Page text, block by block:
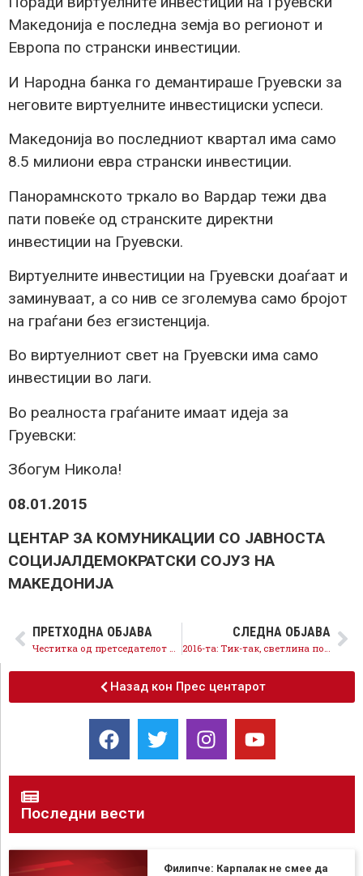
Македонија е последна земја во регионот и
Европа по странски инвестиции.
И Народна банка го демантираше Груевски за
неговите виртуелните инвестициски успеси.
Македонија во последниот квартал има само
8.5 милиони евра странски инвестиции.
Панорамнското тркало во Вардар тежи два
пати повеќе од странските директни
инвестиции на Груевски.
Виртуелните инвестиции на Груевски доаѓаат и
заминуваат, а со нив се зголемува само бројот
на граѓани без егзистенција.
Во виртуелниот свет на Груевски има само
инвестиции во лаги.
Во реалноста граѓаните имаат идеја за
Груевски:
Збогум Никола!
08.01.2015
ЦЕНТАР ЗА КОМУНИКАЦИИ СО ЈАВНОСТА
СОЦИЈАЛДЕМОКРАТСКИ СОЈУЗ НА
МАКЕДОНИЈА
ПРЕТХОДНА ОБЈАВА
Честитка од претседателот Зоран Заев за Бадник и Божик
СЛЕДНА ОБЈАВА
2016-та: Тик-так, светлина после мрак!
Назад кон Прес центарот
Последни вести
Филипче: Карпалак не смее да